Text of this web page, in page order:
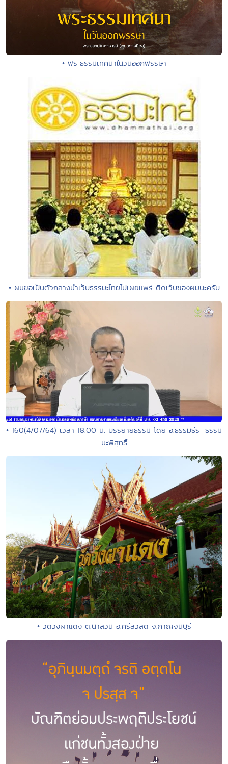
• พระธรรมเทศนาในวันออกพรรษา
• ผมขอเป็นตัวกลางนำเว็บธรรมะไทยไปเผยแพร่ ติดเว็บของผมนะครับ
• 160(4/07/64) เวลา 18.00 น. บรรยายธรรม โดย อ.ธรรมธีระ ธรรม
มะพิสุทธิ์
• วัดวังผาแดง ต.นาสวน อ.ศรีสวัสดิ์ จ.กาญจนบุรี